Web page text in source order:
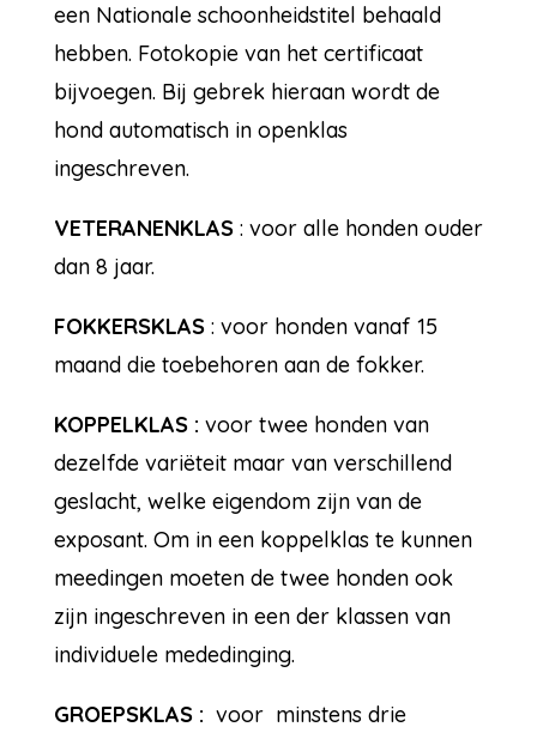
een Nationale schoonheidstitel behaald
hebben. Fotokopie van het certificaat
bijvoegen. Bij gebrek hieraan wordt de
hond automatisch in openklas
ingeschreven.
VETERANENKLAS: voor alle honden ouder
dan 8 jaar.
FOKKERSKLAS: voor honden vanaf 15
maand die toebehoren aan de fokker.
KOPPELKLAS : voor twee honden van
dezelfde variëteit maar van verschillend
geslacht, welke eigendom zijn van de
exposant. Om in een koppelklas te kunnen
meedingen moeten de twee honden ook
zijn ingeschreven in een der klassen van
individuele mededinging.
GROEPSKLAS : voor minstens drie